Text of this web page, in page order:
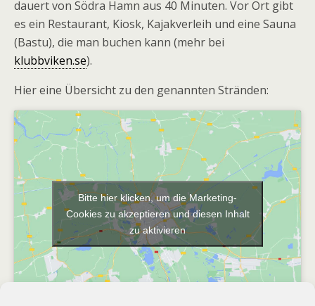
dauert von Södra Hamn aus 40 Minuten. Vor Ort gibt
es ein Restaurant, Kiosk, Kajakverleih und eine Sauna
(Bastu), die man buchen kann (mehr bei
klubbviken.se).
Hier eine Übersicht zu den genannten Stränden:
Bitte hier klicken, um die Marketing-
Cookies zu akzeptieren und diesen Inhalt
zu aktivieren